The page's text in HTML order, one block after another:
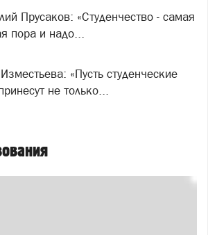
Прусаков: «Студенчество - самая
пора и надо...
«Пусть студенческие
не только...